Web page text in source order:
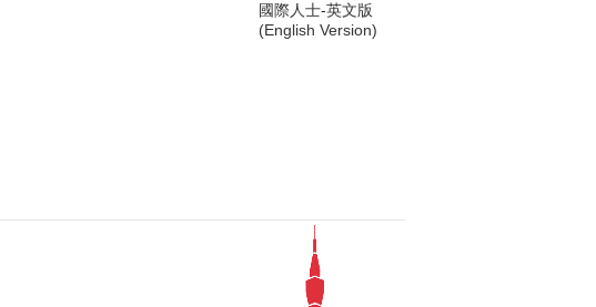
國際人士-英文版
(English Version)